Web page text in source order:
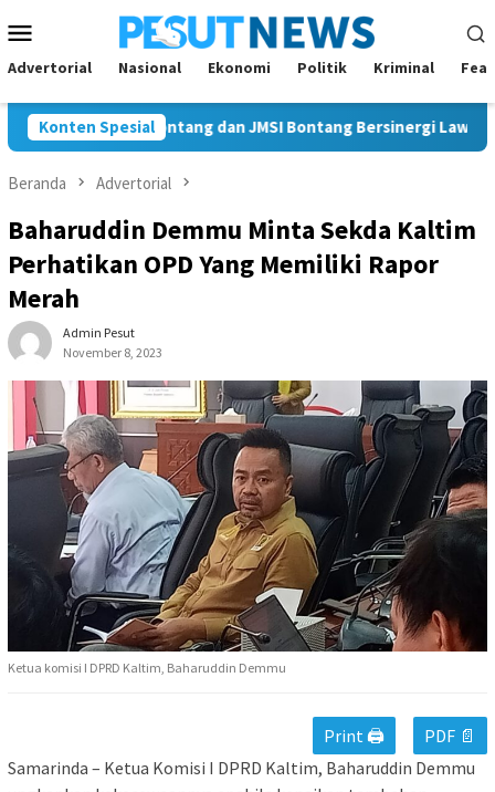
ke
kontenMobile
Advertorial Nasional Ekonomi Politik Kriminal
Konten Spesial
Bawaslu Bontang dan JMSI Bontang Bersinergi Lawan Hoaks,
Beranda Advertorial
Baharuddin Demmu Minta Sekda Kaltim
Perhatikan OPD Yang Memiliki Rapor
Merah
Admin Pesut
November 8, 2023
Ketua komisi I DPRD Kaltim, Baharuddin Demmu
Print 🖨
PDF 📄
Samarinda – Ketua Komisi I DPRD Kaltim, Baharuddin Demmu